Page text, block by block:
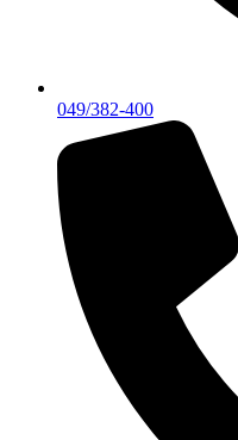
049/382-400